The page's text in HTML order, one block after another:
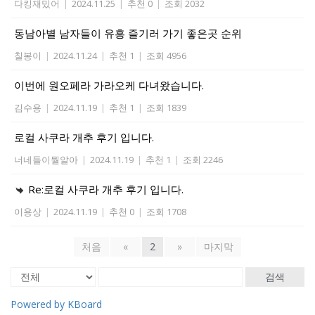
다킹재밌어 2024.11.25 추천 0 조회 2032
동남아별 남자들이 유흥 즐기러 가기 좋은곳 순위
칠봉이 | 2024.11.24 | 추천 1 | 조회 4956
이번에 원오페라 가라오케 다녀왔습니다.
김수용 | 2024.11.19 | 추천 1 | 조회 1839
로컬 사쿠라 개추 후기 입니다.
너네들이뭘알아 | 2024.11.19 | 추천 1 | 조회 2246
Re:로컬 사쿠라 개추 후기 입니다.
이용상 | 2024.11.19 | 추천 0 | 조회 1708
처음 « 2 » 마지막
검색
Powered by KBoard